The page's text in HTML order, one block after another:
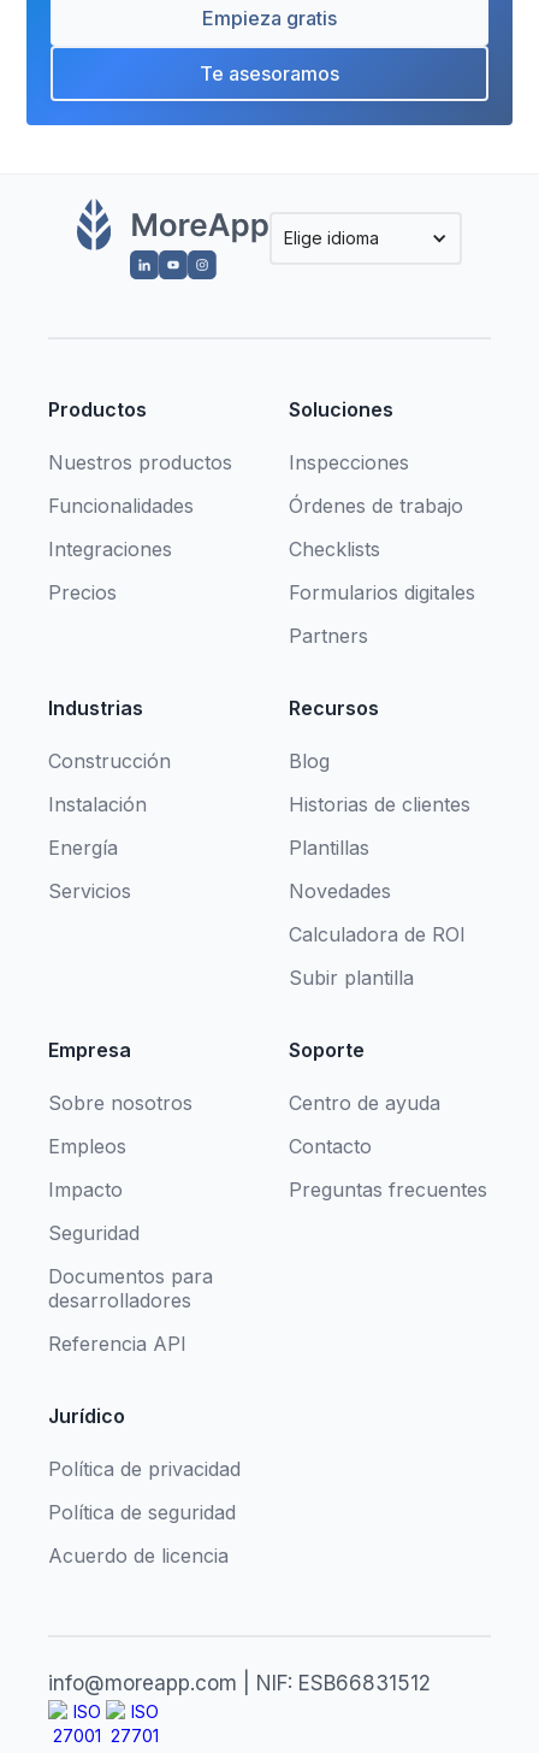
Empieza gratis
Te asesoramos
Elige idioma
Productos
Nuestros productos
Funcionalidades
Integraciones
Precios
Soluciones
Inspecciones
Órdenes de trabajo
Checklists
Formularios digitales
Partners
Industrias
Construcción
Instalación
Energía
Servicios
Recursos
Blog
Historias de clientes
Plantillas
Novedades
Calculadora de ROI
Subir plantilla
Empresa
Sobre nosotros
Empleos
Impacto
Seguridad
Documentos para
desarrolladores
Referencia API
Soporte
Centro de ayuda
Contacto
Preguntas frecuentes
Jurídico
Política de privacidad
Política de seguridad
Acuerdo de licencia
info@moreapp.com | NIF: ESB66831512